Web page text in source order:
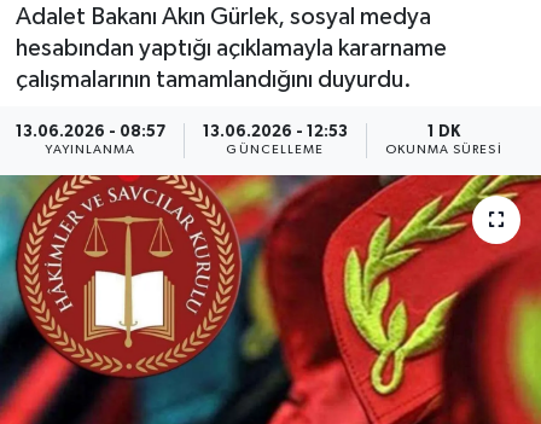
Adalet Bakanı Akın Gürlek, sosyal medya
hesabından yaptığı açıklamayla kararname
çalışmalarının tamamlandığını duyurdu.
13.06.2026 - 08:57
YAYINLANMA
13.06.2026 - 12:53
GÜNCELLEME
1 DK
OKUNMA SÜRESI